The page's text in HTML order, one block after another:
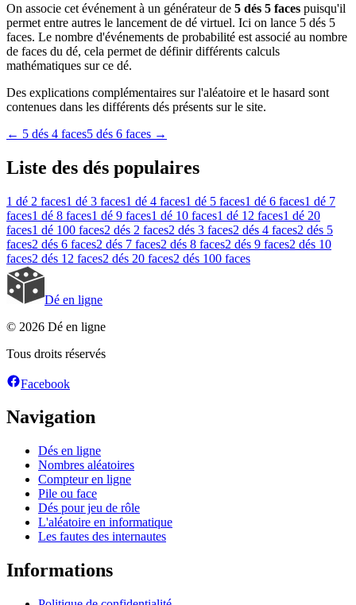
On associe cet événement à un générateur de 5 dés 5 faces puisqu'il
permet entre autres le lancement de dé virtuel. Ici on lance 5 dés 5
faces. Le nombre d'événements de probabilité est associé au nombre
de faces du dé, cela permet de définir différents calculs
mathématiques sur ce dé.
Des explications complémentaires sur l'aléatoire et le hasard sont
contenues dans les différents dés présents sur le site.
← 5 dés 4 faces5 dés 6 faces →
Liste des dés populaires
1 dé 2 faces1 dé 3 faces1 dé 4 faces1 dé 5 faces1 dé 6 faces1 dé 7
faces1 dé 8 faces1 dé 9 faces1 dé 10 faces1 dé 12 faces1 dé 20
faces1 dé 100 faces2 dés 2 faces2 dés 3 faces2 dés 4 faces2 dés 5
faces2 dés 6 faces2 dés 7 faces2 dés 8 faces2 dés 9 faces2 dés 10
faces2 dés 12 faces2 dés 20 faces2 dés 100 faces
Dé en ligne
© 2026 Dé en ligne
Tous droits réservés
Facebook
Navigation
Dés en ligne
Nombres aléatoires
Compteur en ligne
Pile ou face
Dés pour jeu de rôle
L'aléatoire en informatique
Les fautes des internautes
Informations